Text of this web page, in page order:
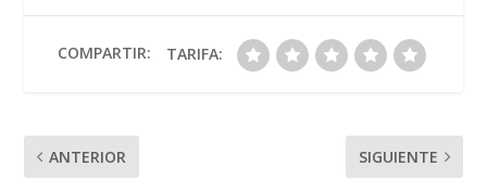
o
o
A
p
ar
ti
COMPARTIR: TARIFA:
ANTERIOR SIGUIENTE